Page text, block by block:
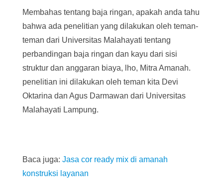
Membahas tentang baja ringan, apakah anda tahu
bahwa ada penelitian yang dilakukan oleh teman-
teman dari Universitas Malahayati tentang
perbandingan baja ringan dan kayu dari sisi
struktur dan anggaran biaya, lho, Mitra Amanah.
penelitian ini dilakukan oleh teman kita Devi
Oktarina dan Agus Darmawan dari Universitas
Malahayati Lampung.
Baca juga: Jasa cor ready mix di amanah
konstruksi layanan